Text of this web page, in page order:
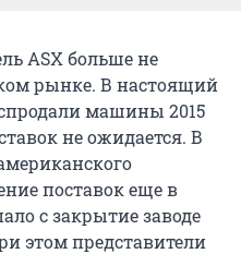
ASX больше не
рынке. В настоящий
машины 2015
не ожидается. В
поставок еще в
с закрытие заводе
этом представители